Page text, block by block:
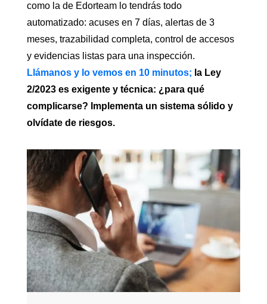
como la de Edorteam lo tendrás todo
automatizado: acuses en 7 días, alertas de 3
meses, trazabilidad completa, control de accesos
y evidencias listas para una inspección.
Llámanos y lo vemos en 10 minutos; la Ley
2/2023 es exigente y técnica: ¿para qué
complicarse? Implementa un sistema sólido y
olvídate de riesgos.